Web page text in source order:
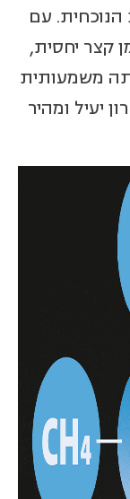
עם
קצר יחסית,
הפחתה משמעותית
יעיל ומהיר